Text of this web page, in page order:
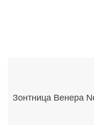
Зонтница Венера